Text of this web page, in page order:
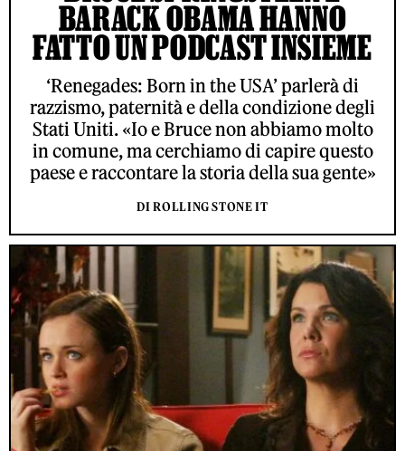
BARACK OBAMA HANNO
FATTO UN PODCAST INSIEME
‘Renegades: Born in the USA’ parlerà di
razzismo, paternità e della condizione degli
Stati Uniti. «Io e Bruce non abbiamo molto
in comune, ma cerchiamo di capire questo
paese e raccontare la storia della sua gente»
DI ROLLING STONE IT